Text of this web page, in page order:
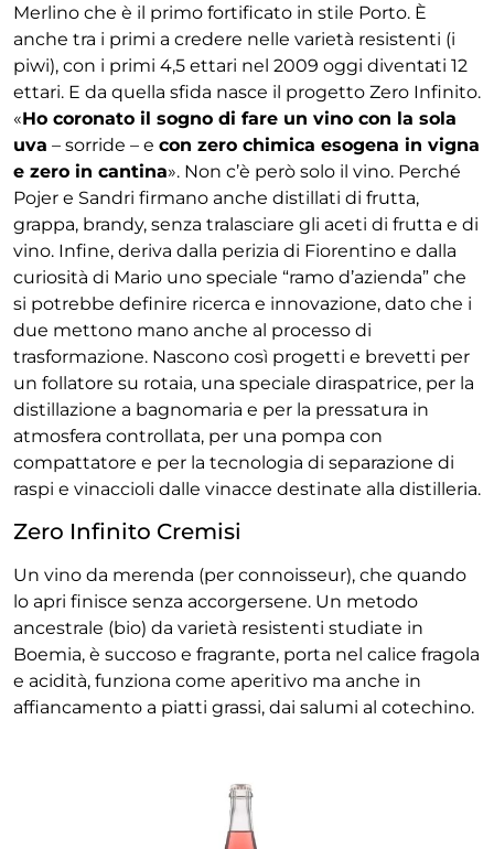
Merlino che è il primo fortificato in stile Porto. È
anche tra i primi a credere nelle varietà resistenti (i
piwi), con i primi 4,5 ettari nel 2009 oggi diventati 12
ettari. E da quella sfida nasce il progetto Zero Infinito.
«Ho coronato il sogno di fare un vino con la sola
uva – sorride – e con zero chimica esogena in vigna
e zero in cantina». Non c’è però solo il vino. Perché
Pojer e Sandri firmano anche distillati di frutta,
grappa, brandy, senza tralasciare gli aceti di frutta e di
vino. Infine, deriva dalla perizia di Fiorentino e dalla
curiosità di Mario uno speciale “ramo d’azienda” che
si potrebbe definire ricerca e innovazione, dato che i
due mettono mano anche al processo di
trasformazione. Nascono così progetti e brevetti per
un follatore su rotaia, una speciale diraspatrice, per la
distillazione a bagnomaria e per la pressatura in
atmosfera controllata, per una pompa con
compattatore e per la tecnologia di separazione di
raspi e vinaccioli dalle vinacce destinate alla distilleria.
Zero Infinito Cremisi
Un vino da merenda (per connoisseur), che quando
lo apri finisce senza accorgersene. Un metodo
ancestrale (bio) da varietà resistenti studiate in
Boemia, è succoso e fragrante, porta nel calice fragola
e acidità, funziona come aperitivo ma anche in
affiancamento a piatti grassi, dai salumi al cotechino.